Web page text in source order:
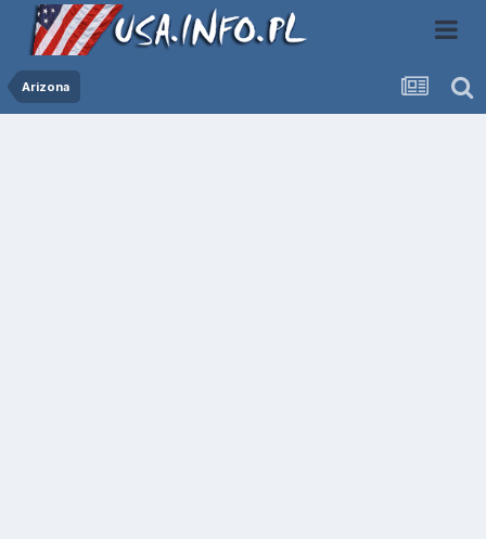
Arizona